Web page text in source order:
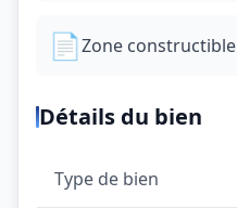
📄Zone constructible
Détails du bien
Type de bien